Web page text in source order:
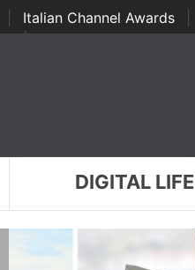
Italian Channel Awards
| ...
DIGITAL LIFE